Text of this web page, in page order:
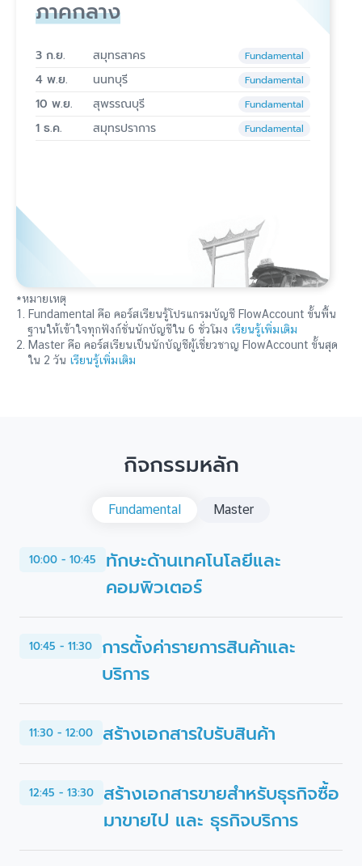
ภาคกลาง
3 ก.ย. สมุทรสาคร Fundamental
4 พ.ย. นนทบุรี Fundamental
10 พ.ย. สุพรรณบุรี Fundamental
1 ธ.ค. สมุทรปราการ Fundamental
*หมายเหตุ
1. Fundamental คือ คอร์สเรียนรู้โปรแกรมบัญชี FlowAccount ขั้นพื้น
ฐานให้เข้าใจทุกฟังก์ชั่นนักบัญชีใน 6 ชั่วโมง เรียนรู้เพิ่มเติม
2. Master คือ คอร์สเรียนเป็นนักบัญชีผู้เชี่ยวชาญ FlowAccount ขั้นสุด
ใน 2 วัน เรียนรู้เพิ่มเติม
กิจกรรมหลัก
Fundamental Master
10:00 - 10:45
ทักษะด้านเทคโนโลยีและ
คอมพิวเตอร์
10:45 - 11:30
การตั้งค่ารายการสินค้าและ
บริการ
11:30 - 12:00 สร้างเอกสารใบรับสินค้า
12:45 - 13:30
สร้างเอกสารขายสำหรับธุรกิจซื้อ
มาขายไป และ ธุรกิจบริการ